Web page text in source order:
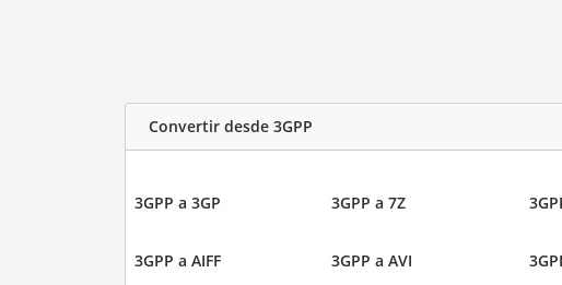
Convertir desde 3GPP
3GPP a 3GP 3GPP a 7Z
3GPP a AIFF 3GPP a AVI